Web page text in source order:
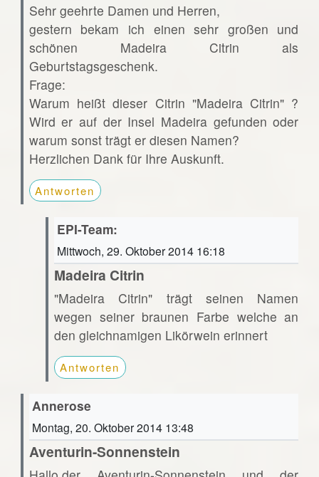
Sehr geehrte Damen und Herren,
gestern bekam ich einen sehr großen und
schönen Madeira Citrin als
Geburtstagsgeschenk.
Frage:
Warum heißt dieser Citrin "Madeira Citrin" ?
Wird er auf der Insel Madeira gefunden oder
warum sonst trägt er diesen Namen?
Herzlichen Dank für Ihre Auskunft.
Antworten
EPI-Team:
Mittwoch, 29. Oktober 2014 16:18
Madeira Citrin
"Madeira Citrin" trägt seinen Namen
wegen seiner braunen Farbe welche an
den gleichnamigen Likörwein erinnert
Antworten
Annerose
Montag, 20. Oktober 2014 13:48
Aventurin-Sonnenstein